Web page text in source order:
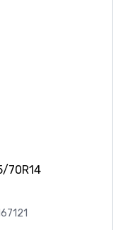
70R14